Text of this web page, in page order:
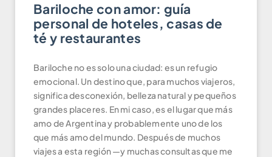
Bariloche con amor: guía
personal de hoteles, casas de
té y restaurantes
Bariloche no es solo una ciudad: es un refugio
emocional. Un destino que, para muchos viajeros,
significa desconexión, belleza natural y pequeños
grandes placeres. En mi caso, es el lugar que más
amo de Argentina y probablemente uno de los
que más amo del mundo. Después de muchos
viajes a esta región —y muchas consultas que me